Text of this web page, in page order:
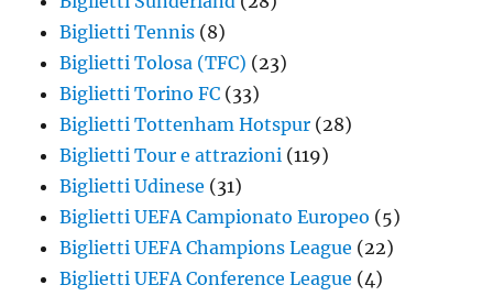
Biglietti Tennis (8)
Biglietti Tolosa (TFC) (23)
Biglietti Torino FC (33)
Biglietti Tottenham Hotspur (28)
Biglietti Tour e attrazioni (119)
Biglietti Udinese (31)
Biglietti UEFA Campionato Europeo (5)
Biglietti UEFA Champions League (22)
Biglietti UEFA Conference League (4)